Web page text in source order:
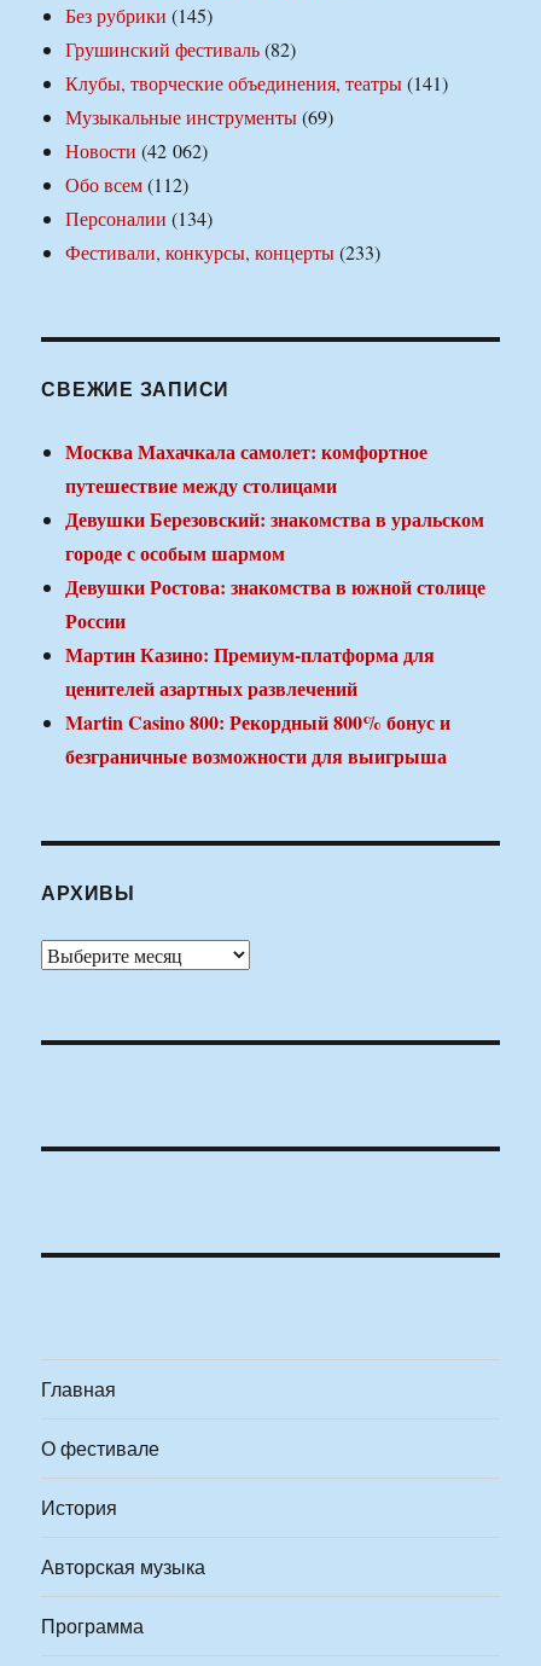
Без рубрики (145)
Грушинский фестиваль(82)
Клубы, творческие объединения, театры(141)
Музыкальные инструменты(69)
Новости (42 062)
Обо всем(112)
Персоналии (134)
Фестивали, конкурсы, концерты(233)
СВЕЖИЕ ЗАПИСИ
Москва Махачкала самолет: комфортное
путешествие между столицами
Девушки Березовский: знакомства в уральском
городе с особым шармом
Девушки Ростова: знакомства в южной столице
России
Мартин Казино: Премиум-платформа для
ценителей азартных развлечений
Martin Casino 800: Рекордный 800% бонус и
безграничные возможности для выигрыша
АРХИВЫ
Архивы
Главная
О фестивале
История
Авторская музыка
Программа